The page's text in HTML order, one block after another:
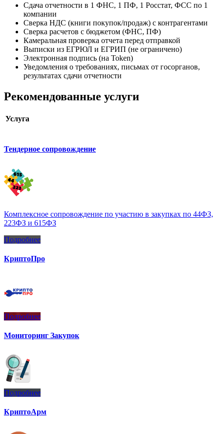
Сдача отчетности в 1 ФНС, 1 ПФ, 1 Росстат, ФСС по 1
компании
Сверка НДС (книги покупок/продаж) с контрагентами
Сверка расчетов с бюджетом (ФНС, ПФ)
Камеральная проверка отчета перед отправкой
Выписки из ЕГРЮЛ и ЕГРИП (не ограничено)
Электронная подпись (на Token)
Уведомления о требованиях, письмах от госорганов,
результатах сдачи отчетности
Рекомендованные услуги
Услуга
Тендерное сопровождение
Комплексное сопровождение по участию в закупках по 44ФЗ,
223ФЗ и 615ФЗ
Подробнее
КриптоПро
Подробнее
Мониторинг Закупок
Подробнее
КриптоАрм